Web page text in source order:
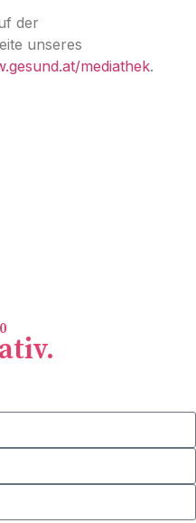
der
unseres
mediathek.